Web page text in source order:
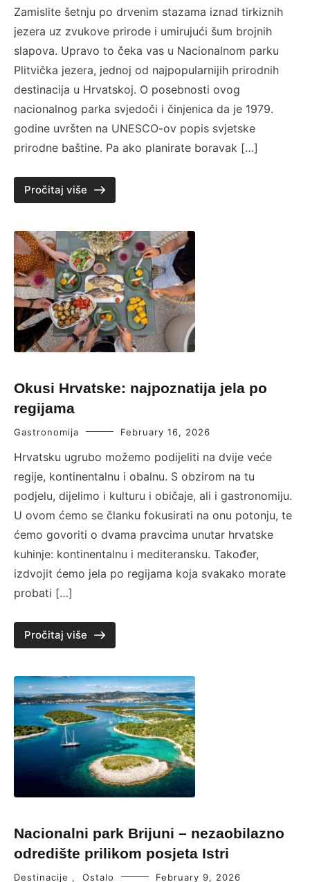
Zamislite šetnju po drvenim stazama iznad tirkiznih
jezera uz zvukove prirode i umirujući šum brojnih
slapova. Upravo to čeka vas u Nacionalnom parku
Plitvička jezera, jednoj od najpopularnijih prirodnih
destinacija u Hrvatskoj. O posebnosti ovog
nacionalnog parka svjedoči i činjenica da je 1979.
godine uvršten na UNESCO-ov popis svjetske
prirodne baštine. Pa ako planirate boravak […]
Pročitaj više
Okusi Hrvatske: najpoznatija jela po
regijama
Gastronomija February 16, 2026
Hrvatsku ugrubo možemo podijeliti na dvije veće
regije, kontinentalnu i obalnu. S obzirom na tu
podjelu, dijelimo i kulturu i običaje, ali i gastronomiju.
U ovom ćemo se članku fokusirati na onu potonju, te
ćemo govoriti o dvama pravcima unutar hrvatske
kuhinje: kontinentalnu i mediteransku. Također,
izdvojit ćemo jela po regijama koja svakako morate
probati […]
Pročitaj više
Nacionalni park Brijuni – nezaobilazno
odredište prilikom posjeta Istri
Destinacije , Ostalo February 9, 2026